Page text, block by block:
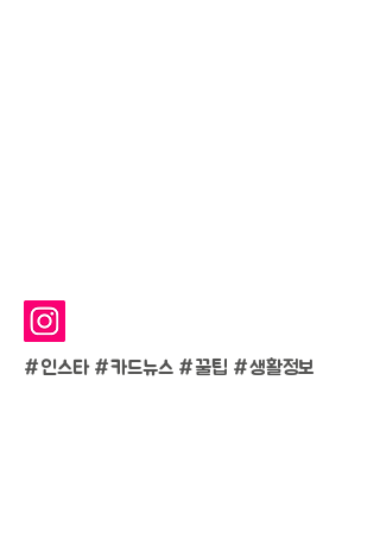
#인스타 #카드뉴스 #꿀팁 #생활정보